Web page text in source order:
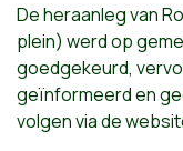
De heraanleg van
plein) werd op
goedgekeurd,
geïnformeerd en
volgen via de